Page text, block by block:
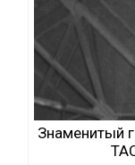
Знаменитый